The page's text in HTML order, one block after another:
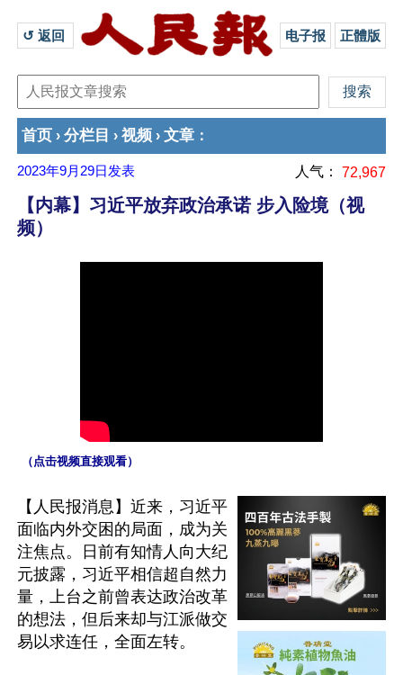
↺ 返回 电子报 正體版
首页 › 分栏目 › 视频 › 文章 ：
2023年9月29日 发表 人气： 72,967
【内幕】习近平放弃政治承诺 步入险境（视
频）
（点击视频直接观看）
【人民报消息】近来，习近平
面临内外交困的局面，成为关
注焦点。日前有知情人向大纪
元披露，习近平相信超自然力
量，上台之前曾表达政治改革
的想法，但后来却与江派做交
易以求连任，全面左转。